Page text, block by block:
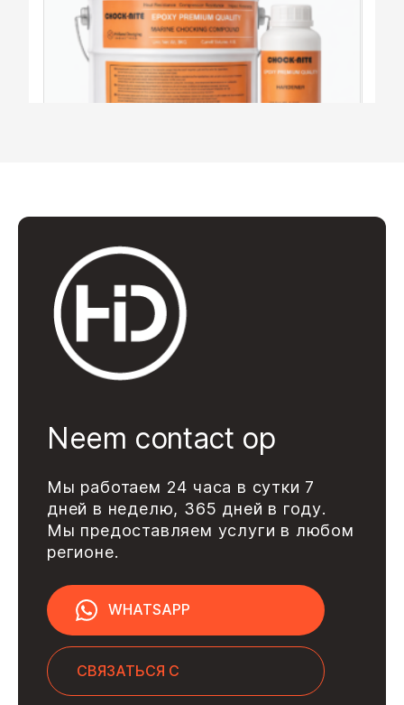
МОРСКОЙ ПРОТИВООТКАТНЫЙ СОСТАВ
Neem contact op
Мы работаем 24 часа в сутки 7
дней в неделю, 365 дней в году.
Мы предоставляем услуги в любом
регионе.
WHATSAPP
СВЯЗАТЬСЯ С